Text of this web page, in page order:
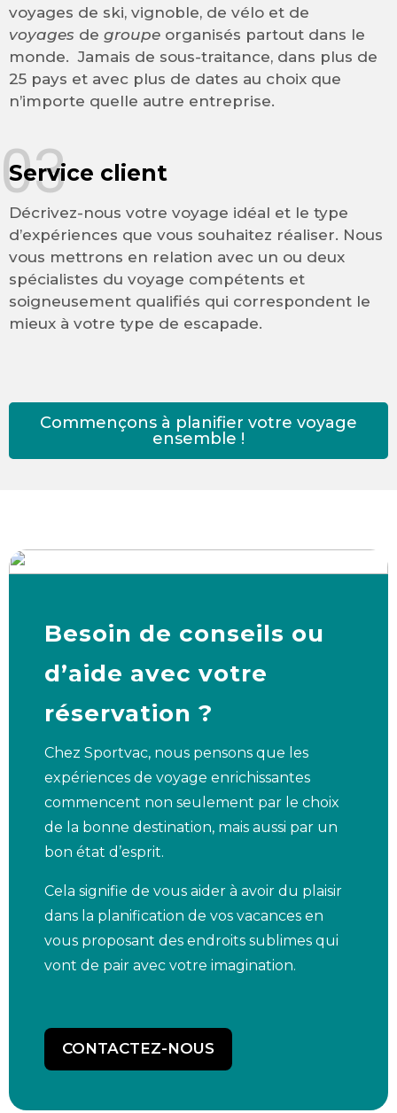
voyages de ski, vignoble, de vélo et de
voyages de groupe organisés partout dans le
monde. Jamais de sous-traitance, dans plus de
25 pays et avec plus de dates au choix que
n’importe quelle autre entreprise.
Service client
Décrivez-nous votre voyage idéal et le type
d’expériences que vous souhaitez réaliser. Nous
vous mettrons en relation avec un ou deux
spécialistes du voyage compétents et
soigneusement qualifiés qui correspondent le
mieux à votre type de escapade.
03
Commençons à planifier votre voyage
ensemble !
Besoin de conseils ou
d’aide avec votre
réservation ?
Chez Sportvac, nous pensons que les
expériences de voyage enrichissantes
commencent non seulement par le choix
de la bonne destination, mais aussi par un
bon état d’esprit.
Cela signifie de vous aider à avoir du plaisir
dans la planification de vos vacances en
vous proposant des endroits sublimes qui
vont de pair avec votre imagination.
CONTACTEZ-NOUS